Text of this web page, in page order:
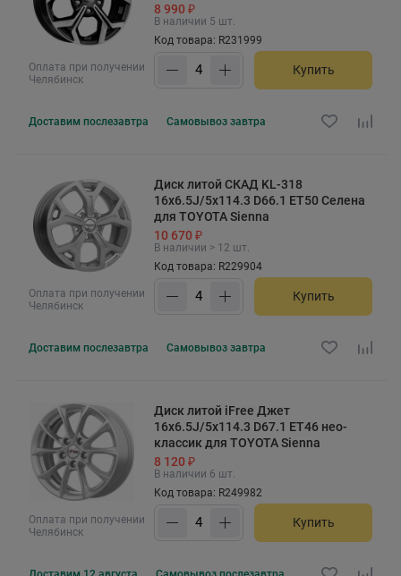
Оплата при получении
Челябинск
8 990 ₽
В наличии 5 шт.
Код товара: R231999
Купить
Доставим послезавтра Самовывоз завтра
Оплата при получении
Челябинск
Диск литой СКАД KL-318
16x6.5J/5x114.3 D66.1 ET50 Селена
для TOYOTA Sienna
10 670 ₽
В наличии > 12 шт.
Код товара: R229904
Купить
Доставим послезавтра Самовывоз завтра
Оплата при получении
Челябинск
Диск литой iFree Джет
16x6.5J/5x114.3 D67.1 ET46 нео-
классик для TOYOTA Sienna
8 120 ₽
В наличии 6 шт.
Код товара: R249982
Купить